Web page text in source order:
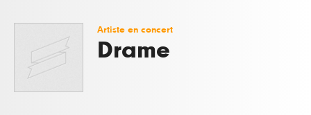
Artiste en concert
Drame